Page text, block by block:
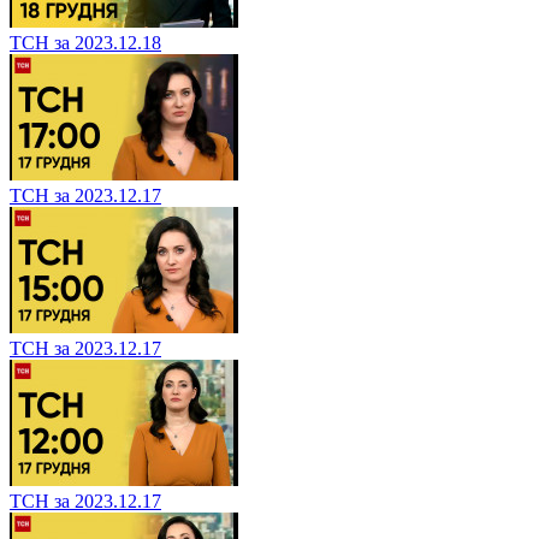
ТСН за 2023.12.18
ТСН за 2023.12.17
ТСН за 2023.12.17
ТСН за 2023.12.17